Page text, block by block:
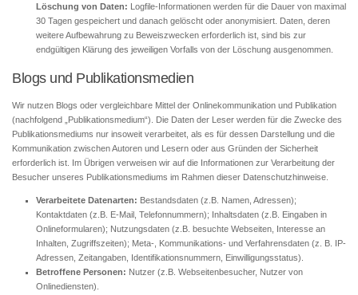
Löschung von Daten: Logfile-Informationen werden für die Dauer von maximal
30 Tagen gespeichert und danach gelöscht oder anonymisiert. Daten, deren
weitere Aufbewahrung zu Beweiszwecken erforderlich ist, sind bis zur
endgültigen Klärung des jeweiligen Vorfalls von der Löschung ausgenommen.
Blogs und Publikationsmedien
Wir nutzen Blogs oder vergleichbare Mittel der Onlinekommunikation und Publikation
(nachfolgend „Publikationsmedium“). Die Daten der Leser werden für die Zwecke des
Publikationsmediums nur insoweit verarbeitet, als es für dessen Darstellung und die
Kommunikation zwischen Autoren und Lesern oder aus Gründen der Sicherheit
erforderlich ist. Im Übrigen verweisen wir auf die Informationen zur Verarbeitung der
Besucher unseres Publikationsmediums im Rahmen dieser Datenschutzhinweise.
Verarbeitete Datenarten: Bestandsdaten (z.B. Namen, Adressen);
Kontaktdaten (z.B. E-Mail, Telefonnummern); Inhaltsdaten (z.B. Eingaben in
Onlineformularen); Nutzungsdaten (z.B. besuchte Webseiten, Interesse an
Inhalten, Zugriffszeiten); Meta-, Kommunikations- und Verfahrensdaten (z. B. IP-
Adressen, Zeitangaben, Identifikationsnummern, Einwilligungsstatus).
Betroffene Personen: Nutzer (z.B. Webseitenbesucher, Nutzer von
Onlinediensten).